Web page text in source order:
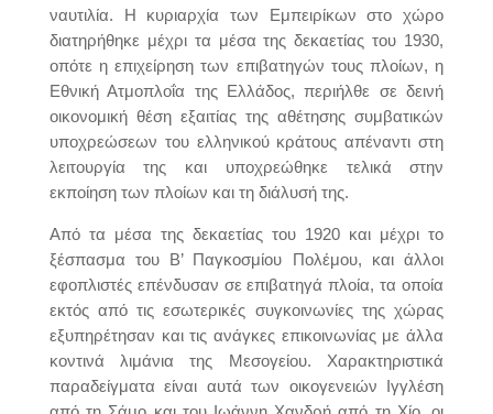
ναυτιλία. Η κυριαρχία των Εμπειρίκων στο χώρο
διατηρήθηκε μέχρι τα μέσα της δεκαετίας του 1930,
οπότε η επιχείρηση των επιβατηγών τους πλοίων, η
Εθνική Ατμοπλοΐα της Ελλάδος, περιήλθε σε δεινή
οικονομική θέση εξαιτίας της αθέτησης συμβατικών
υποχρεώσεων του ελληνικού κράτους απέναντι στη
λειτουργία της και υποχρεώθηκε τελικά στην
εκποίηση των πλοίων και τη διάλυσή της.
Από τα μέσα της δεκαετίας του 1920 και μέχρι το
ξέσπασμα του Β’ Παγκοσμίου Πολέμου, και άλλοι
εφοπλιστές επένδυσαν σε επιβατηγά πλοία, τα οποία
εκτός από τις εσωτερικές συγκοινωνίες της χώρας
εξυπηρέτησαν και τις ανάγκες επικοινωνίας με άλλα
κοντινά λιμάνια της Μεσογείου. Χαρακτηριστικά
παραδείγματα είναι αυτά των οικογενειών Ιγγλέση